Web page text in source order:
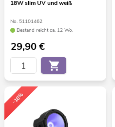
18W slim UV und weiß
No. 51101462
Bestand reicht ca. 12 Wo.
29,90€
-16%